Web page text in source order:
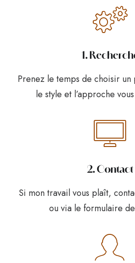
1.
Prenez le temps de choisir
le style et l’approche
2. Contact
Si mon travail vous plaît,
ou via le formulaire